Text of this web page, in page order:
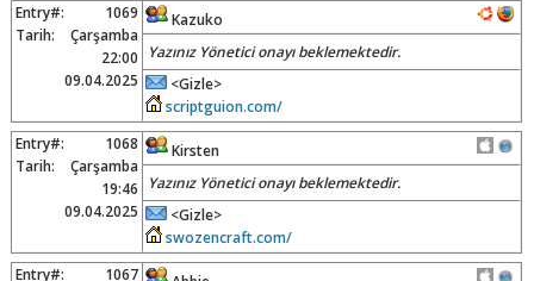
Entry#:
1069
Tarih:
Çarşamba
22:00
09.04.2025
Kazuko
Yazınız Yönetici onayı beklemektedir.
<Gizle>
scriptguion.com/
Entry#:
1068
Tarih:
Çarşamba
19:46
09.04.2025
Kirsten
Yazınız Yönetici onayı beklemektedir.
<Gizle>
swozencraft.com/
Entry#:
1067